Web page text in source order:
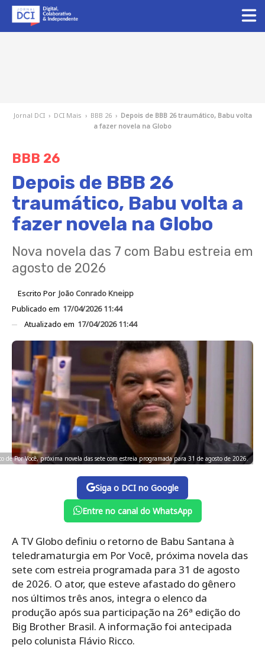
Jornal DCI › DCI Mais › BBB 26 › Depois de BBB 26 traumático, Babu volta
a fazer novela na Globo
BBB 26
Depois de BBB 26
traumático, Babu volta a
fazer novela na Globo
Nova novela das 7 com Babu estreia em
agosto de 2026
Escrito Por João Conrado Kneipp
Publicado em 17/04/2026 11:44
Atualizado em 17/04/2026 11:44
Por Você, próxima novela das sete com estreia programada para 31 de agosto de 2026.
Siga o DCI no Google
Entre no canal do WhatsApp
A TV Globo definiu o retorno de Babu Santana à
teledramaturgia em Por Você, próxima novela das
sete com estreia programada para 31 de agosto
de 2026. O ator, que esteve afastado do gênero
nos últimos três anos, integra o elenco da
produção após sua participação na 26ª edição do
Big Brother Brasil. A informação foi antecipada
pelo colunista Flávio Ricco.